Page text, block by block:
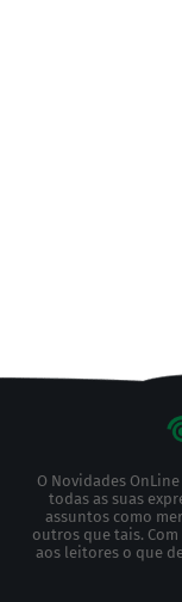
O Novidades
todas as suas
assuntos como
outros que tais. Com
aos leitores o que